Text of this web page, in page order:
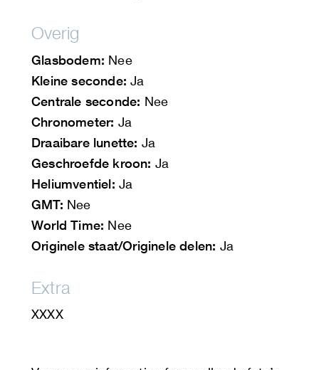
Overig
Glasbodem: Nee
Kleine seconde: Ja
Centrale seconde: Nee
Chronometer: Ja
Draaibare lunette: Ja
Geschroefde kroon: Ja
Heliumventiel: Ja
GMT: Nee
World Time: Nee
Originele staat/Originele delen: Ja
Extra
XXXX